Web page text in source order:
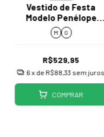
Vestido de Festa
Modelo Penélope
J042
M G
R$529,95
6x de R$88,33 sem juros
COMPRAR